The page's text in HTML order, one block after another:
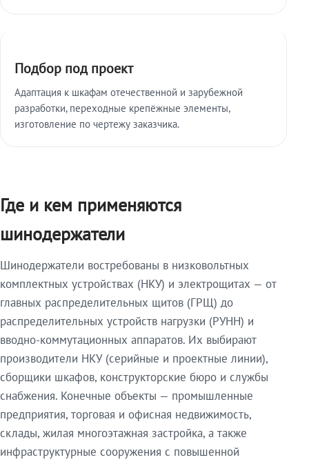
Подбор под проект
Адаптация к шкафам отечественной и зарубежной
разработки, переходные крепёжные элементы,
изготовление по чертежу заказчика.
Где и кем применяются
шинодержатели
Шинодержатели востребованы в низковольтных
комплектных устройствах (НКУ) и электрощитах — от
главных распределительных щитов (ГРЩ) до
распределительных устройств нагрузки (РУНН) и
вводно-коммутационных аппаратов. Их выбирают
производители НКУ (серийные и проектные линии),
сборщики шкафов, конструкторские бюро и службы
снабжения. Конечные объекты — промышленные
предприятия, торговая и офисная недвижимость,
склады, жилая многоэтажная застройка, а также
инфраструктурные сооружения с повышенной